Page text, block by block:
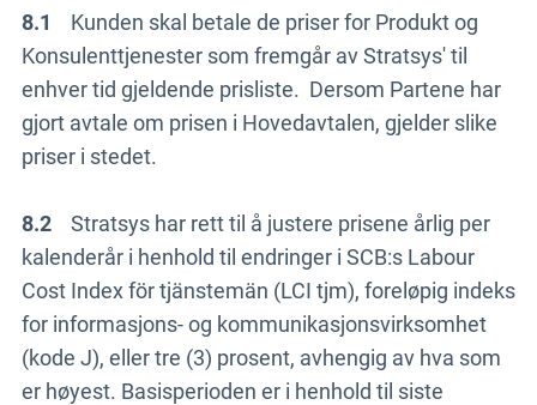
8.1
Kunden skal betale de priser for Produkt og
Konsulenttjenester som fremgår av Stratsys' til
enhver tid gjeldende prisliste. Dersom Partene har
gjort avtale om prisen i Hovedavtalen, gjelder slike
priser i stedet.
8.2
Stratsys har rett til å justere prisene årlig per
kalenderår i henhold til endringer i SCB:s Labour
Cost Index för tjänstemän (LCI tjm), foreløpig indeks
for informasjons- og kommunikasjonsvirksomhet
(kode J), eller tre (3) prosent, avhengig av hva som
er høyest. Basisperioden er i henhold til siste